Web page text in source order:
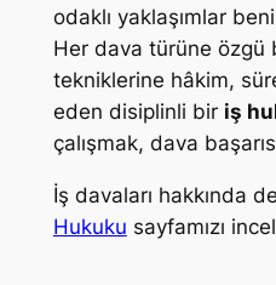
odaklı yaklaşımlar
Her dava türüne özgü
tekniklerine hâkim,
eden disiplinli bir iş
çalışmak, dava
İş davaları hakkında
Hukuku sayfamızı